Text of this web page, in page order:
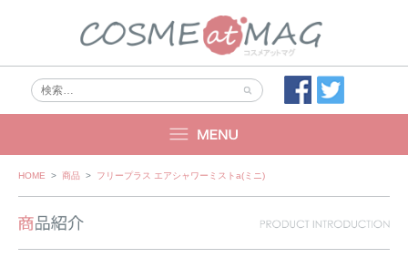
Skip
HOME > 商品 > フリープラス エアシャワーミストa(ミニ)